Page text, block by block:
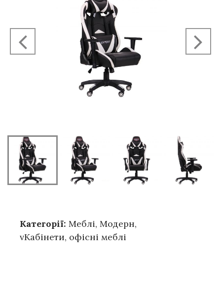
Категорії: Меблі, Модерн,
vКабінети, офісні меблі